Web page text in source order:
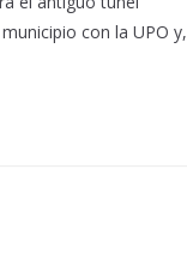
con la UPO y,